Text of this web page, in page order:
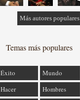
Más autores populares
Temas más populares
Éxito Mundo
Hacer Hombres